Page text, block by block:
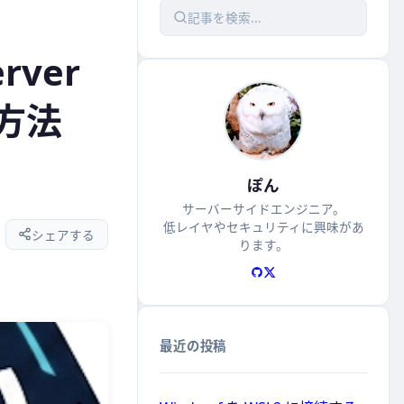
法
シェアする
記事を検索...
ぽん
サーバーサイドエンジニア。
低レイヤやセキュリティに興味があ
ります。
最近の投稿